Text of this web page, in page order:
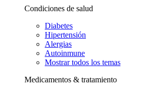
Condiciones de salud
Diabetes
Hipertensión
Alergias
Autoinmune
Mostrar todos los temas
Medicamentos & tratamiento